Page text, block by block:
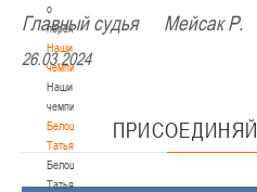
о
переходах
Наши
чемпионы
Наши
чемпионы
Белошапко
Татьяна
Белошапко
Татьяна
Главный судья Мейсак Р.
26.03.2024